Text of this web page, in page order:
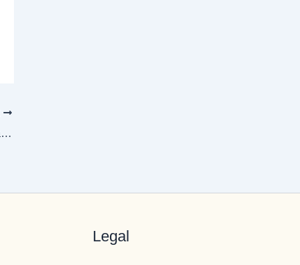
Taller de Prevención de Recaídas: La personalidad adictiva – 2ª parte.
Legal